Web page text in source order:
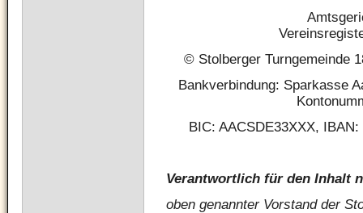
© Stolberger Turngemeinde
Bankverbindung: Sparkasse
BIC: AACSDE33XXX,
Verantwortlich für den Inhalt
oben genannter Vorstand der